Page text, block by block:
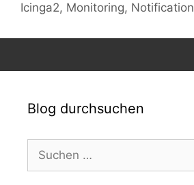
Icinga2, Monitoring, Notification
Blog durchsuchen
Suchen
nach: